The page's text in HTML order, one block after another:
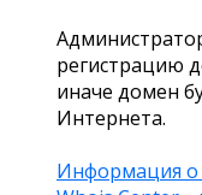
регистрацию
иначе домен
Интернета.
Информация